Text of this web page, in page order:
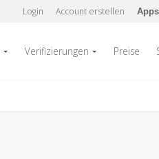
Login Account erstellen Apps
Verifizierungen Preise